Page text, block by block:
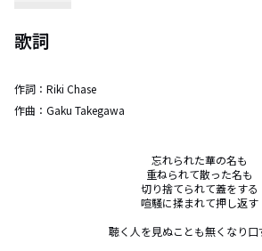
歌詞
作詞： Riki Chase
作曲： Gaku Takegawa
忘れられた華の名も
重ねられて散った名も
切り捨てられて蓋をする
喧騒に揉まれて押し返す
聴く人を見ぬことも無くなり口